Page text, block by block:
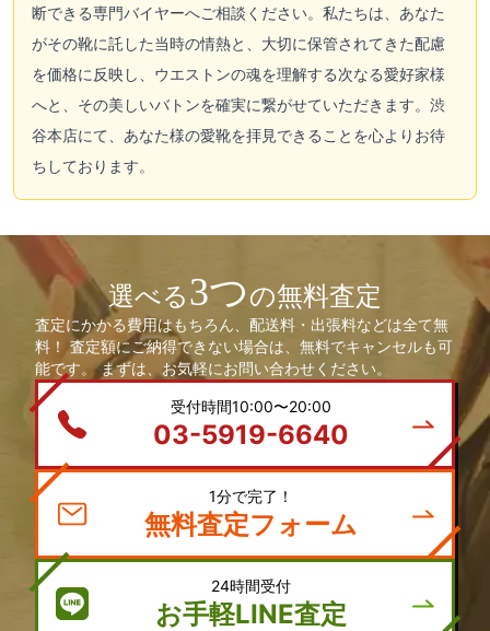
断できる専門バイヤーへご相談ください。私たちは、あなた
がその靴に託した当時の情熱と、大切に保管されてきた配慮
を価格に反映し、ウエストンの魂を理解する次なる愛好家様
へと、その美しいバトンを確実に繋がせていただきます。渋
谷本店にて、あなた様の愛靴を拝見できることを心よりお待
ちしております。
選べる3つの無料査定
査定にかかる費用はもちろん、配送料・出張料などは全て無
料！ 査定額にご納得できない場合は、無料でキャンセルも可
能です。 まずは、お気軽にお問い合わせください。
03-5919-6640
1分で完了！
無料査定フォーム
24時間受付
お手軽LINE査定